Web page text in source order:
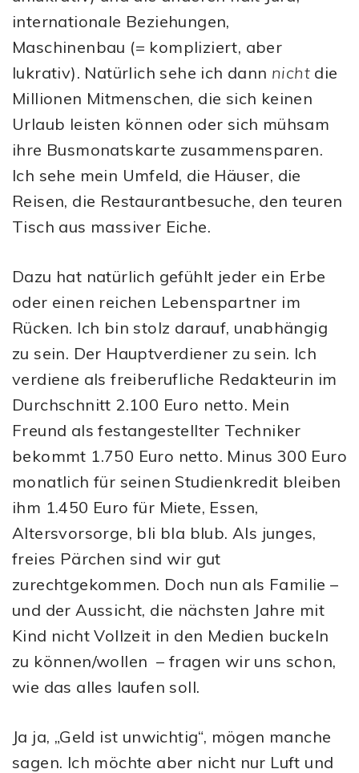
internationale Beziehungen,
Maschinenbau (= kompliziert, aber
lukrativ). Natürlich sehe ich dann nicht die
Millionen Mitmenschen, die sich keinen
Urlaub leisten können oder sich mühsam
ihre Busmonatskarte zusammensparen.
Ich sehe mein Umfeld, die Häuser, die
Reisen, die Restaurantbesuche, den teuren
Tisch aus massiver Eiche.
Dazu hat natürlich gefühlt jeder ein Erbe
oder einen reichen Lebenspartner im
Rücken. Ich bin stolz darauf, unabhängig
zu sein. Der Hauptverdiener zu sein. Ich
verdiene als freiberufliche Redakteurin im
Durchschnitt 2.100 Euro netto. Mein
Freund als festangestellter Techniker
bekommt 1.750 Euro netto. Minus 300 Euro
monatlich für seinen Studienkredit bleiben
ihm 1.450 Euro für Miete, Essen,
Altersvorsorge, bli bla blub. Als junges,
freies Pärchen sind wir gut
zurechtgekommen. Doch nun als Familie –
und der Aussicht, die nächsten Jahre mit
Kind nicht Vollzeit in den Medien buckeln
zu können/wollen – fragen wir uns schon,
wie das alles laufen soll.
Ja ja, „Geld ist unwichtig“, mögen manche
sagen. Ich möchte aber nicht nur Luft und